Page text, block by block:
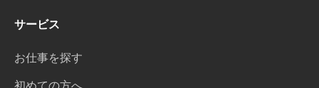
サービス
お仕事を探す